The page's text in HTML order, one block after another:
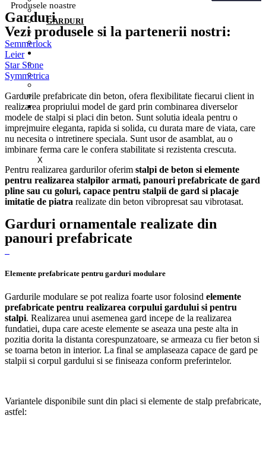
RIGOLE
GARDURI
ELEMENTE DECORATIVE
BARBEQUE
CATALOG LEIER
CATALOG SYMMETRICA
CONTACT
X
Produsele noastre
Garduri
Vezi produsele si la partenerii nostri:
Semmerlock
Leier
Star Stone
Symmetrica
Gardurile prefabricate din beton, ofera flexibilitate fiecarui client in
realizarea propriului model de gard prin combinarea diverselor
modele de stalpi si placi din beton. Sunt solutia ideala pentru o
imprejmuire eleganta, rapida si solida, cu durata mare de viata, care
nu necesita o intretinere speciala. Sunt usor de asamblat, au o
imbinare ferma care le confera stabilitate si rezistenta crescuta.
Pentru realizarea gardurilor oferim stalpi de beton si elemente
pentru realizarea stalpilor armati, panouri prefabricate de gard
pline sau cu goluri, capace pentru stalpii de gard si placaje
imitatie de piatra realizate din beton vibropresat sau vibrotasat.
Garduri ornamentale realizate din
panouri prefabricate
Elemente prefabricate pentru garduri modulare
Gardurile modulare se pot realiza foarte usor folosind elemente
prefabricate pentru realizarea corpului gardului si pentru
stalpi. Realizarea unui asemenea gard incepe de la realizarea
fundatiei, dupa care aceste elemente se aseaza una peste alta in
pozitia dorita la distanta corespunzatoare, se armeaza cu fier beton si
se toarna beton in interior. La final se amplaseaza capace de gard pe
stalpii si corpul gardului si se finiseaza conform preferintelor.
Variantele disponibile sunt din placi si elemente de stalp prefabricate,
astfel: